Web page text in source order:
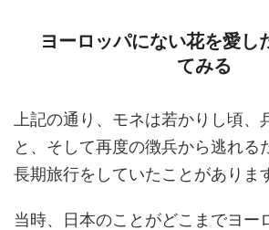
ヨーロッパにない花を愛し
てみる
上記の通り、モネは若かりし頃、
と、そして再度の徴兵から逃れる
長期旅行をしていたことがありま
当時、日本のことがどこまでヨー